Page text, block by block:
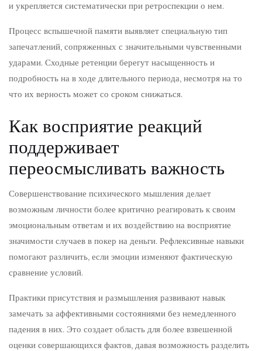
и укрепляется систематически при ретроспекции о нем.
Процесс вспышечной памяти выявляет специальную тип
запечатлений, сопряженных с значительными чувственными
ударами. Сходные ретенции берегут насыщенность и
подробность на в ходе длительного периода, несмотря на то
что их верность может со сроком снижаться.
Как восприятие реакций
поддерживает
переосмысливать важность
Совершенствование психического мышления делает
возможным личности более критично реагировать к своим
эмоциональным ответам и их воздействию на восприятие
значимости случаев в покер на деньги. Рефлексивные навыки
помогают различить, если эмоции изменяют фактическую
сравнение условий.
Практики присутствия и размышления развивают навык
замечать за аффективными состояниями без немедленного
падения в них. Это создает область для более взвешенной
оценки совершающихся фактов, давая возможность разделить